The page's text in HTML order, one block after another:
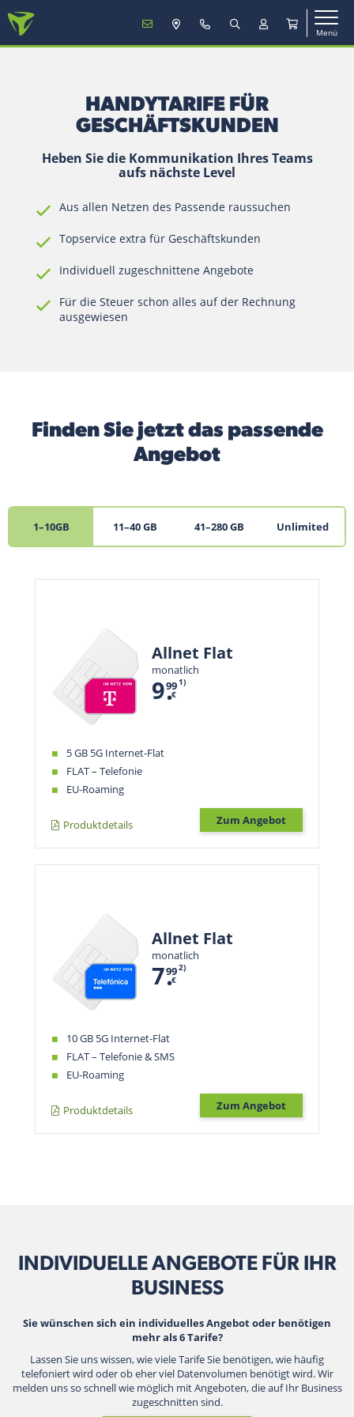
Menü
Mobilfunk
TV & Internet
Service
HANDYTARIFE FÜR
GESCHÄFTSKUNDEN
Heben Sie die Kommunikation Ihres Teams
aufs nächste Level
Aus allen Netzen des Passende raussuchen
Topservice extra für Geschäftskunden
Individuell zugeschnittene Angebote
Für die Steuer schon alles auf der Rechnung
ausgewiesen
Finden Sie jetzt das passende
Angebot
1–10GB 11–40 GB 41–280 GB Unlimited
Allnet Flat
monatlich
9.
991)
€
5 GB 5G Internet-Flat
FLAT – Telefonie
EU-Roaming
Produktdetails Zum Angebot
Allnet Flat
monatlich
7.
992)
€
10 GB 5G Internet-Flat
FLAT – Telefonie & SMS
EU-Roaming
Produktdetails Zum Angebot
INDIVIDUELLE ANGEBOTE FÜR IHR
BUSINESS
Sie wünschen sich ein individuelles Angebot oder benötigen
mehr als 6 Tarife?
Lassen Sie uns wissen, wie viele Tarife Sie benötigen, wie häufig
telefoniert wird oder ob eher viel Datenvolumen benötigt wird. Wir
melden uns so schnell wie möglich mit Angeboten, die auf Ihr Business
zugeschnitten sind.